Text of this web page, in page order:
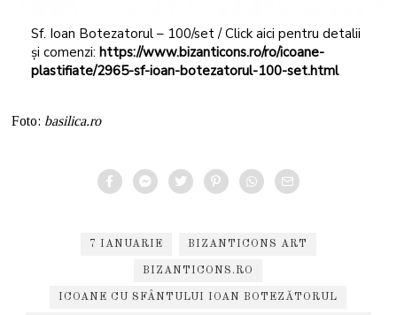
Sf. Ioan Botezatorul – 100/set / Click aici pentru detalii
și comenzi: https://www.bizanticons.ro/ro/icoane-
plastifiate/2965-sf-ioan-botezatorul-100-set.html
Foto: basilica.ro
7 IANUARIE BIZANTICONS ART
BIZANTICONS.RO
ICOANE CU SFÂNTULUI IOAN BOTEZĂTORUL